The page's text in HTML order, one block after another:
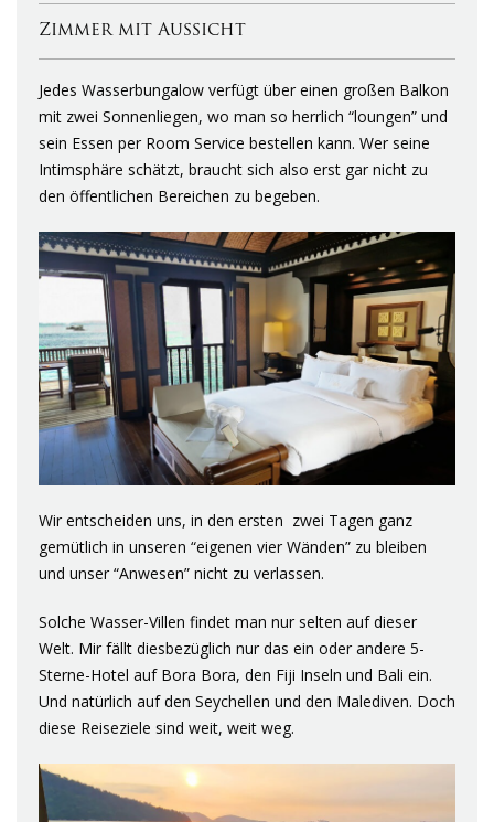
Zimmer mit Aussicht
Jedes Wasserbungalow verfügt über einen großen Balkon
mit zwei Sonnenliegen, wo man so herrlich “loungen” und
sein Essen per Room Service bestellen kann. Wer seine
Intimsphäre schätzt, braucht sich also erst gar nicht zu
den öffentlichen Bereichen zu begeben.
Wir entscheiden uns, in den ersten zwei Tagen ganz
gemütlich in unseren “eigenen vier Wänden” zu bleiben
und unser “Anwesen” nicht zu verlassen.
Solche Wasser-Villen findet man nur selten auf dieser
Welt. Mir fällt diesbezüglich nur das ein oder andere 5-
Sterne-Hotel auf Bora Bora, den Fiji Inseln und Bali ein.
Und natürlich auf den Seychellen und den Malediven. Doch
diese Reiseziele sind weit, weit weg.